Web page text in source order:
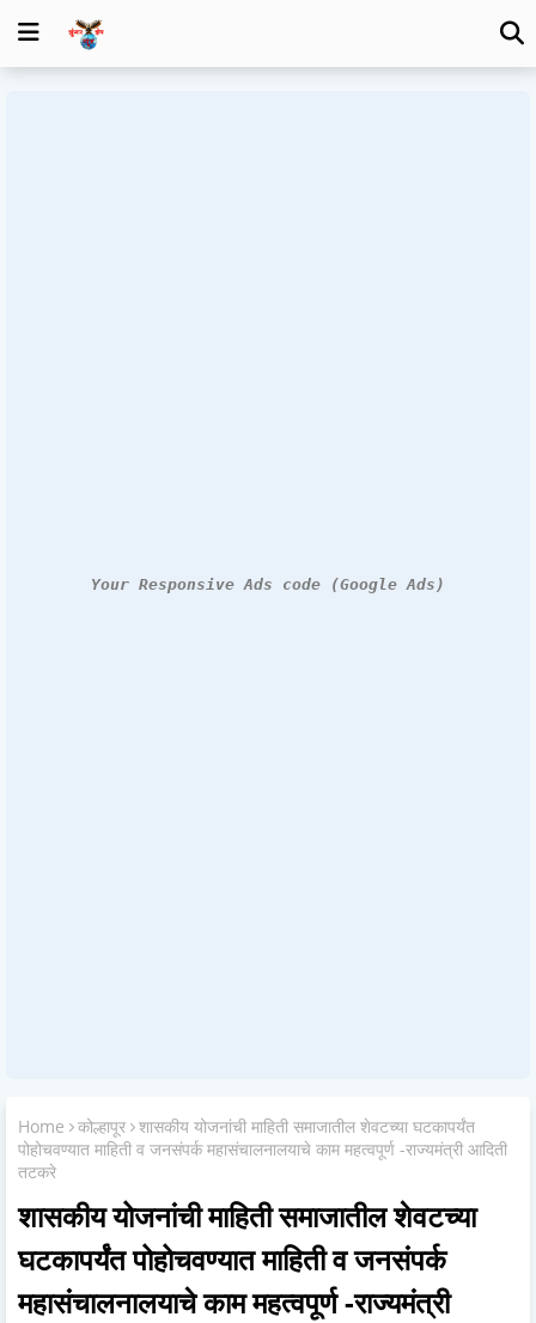
Your Responsive Ads code (Google Ads)
Home कोल्हापूर शासकीय योजनांची माहिती समाजातील शेवटच्या घटकापर्यंत
पोहोचवण्यात माहिती व जनसंपर्क महासंचालनालयाचे काम महत्वपूर्ण -राज्यमंत्री आदिती
तटकरे
शासकीय योजनांची माहिती समाजातील शेवटच्या
घटकापर्यंत पोहोचवण्यात माहिती व जनसंपर्क
महासंचालनालयाचे काम महत्वपूर्ण -राज्यमंत्री